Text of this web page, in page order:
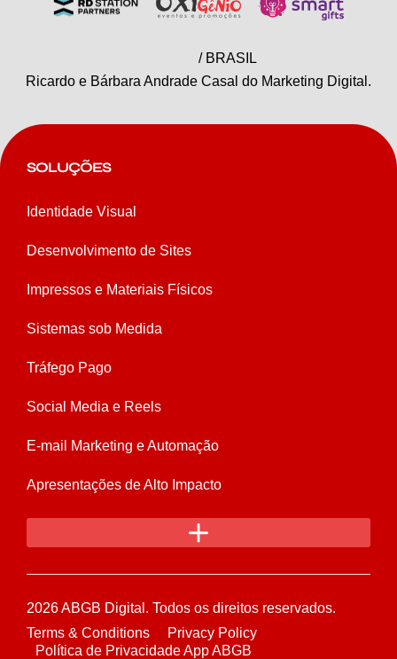
/ BRASIL
Ricardo e Bárbara Andrade Casal do Marketing Digital.
SOLUÇÕES
Identidade Visual
Desenvolvimento de Sites
Impressos e Materiais Físicos
Sistemas sob Medida
Tráfego Pago
Social Media e Reels
E-mail Marketing e Automação
Apresentações de Alto Impacto
2026 ABGB Digital. Todos os direitos reservados.
Terms & Conditions
Privacy Policy
Política de Privacidade App ABGB